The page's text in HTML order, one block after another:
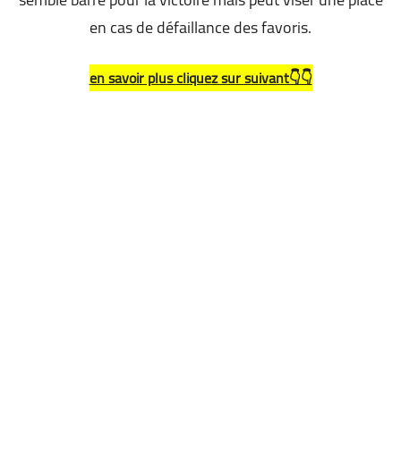
en cas de défaillance des favoris.
en savoir plus cliquez sur suivant👇👇